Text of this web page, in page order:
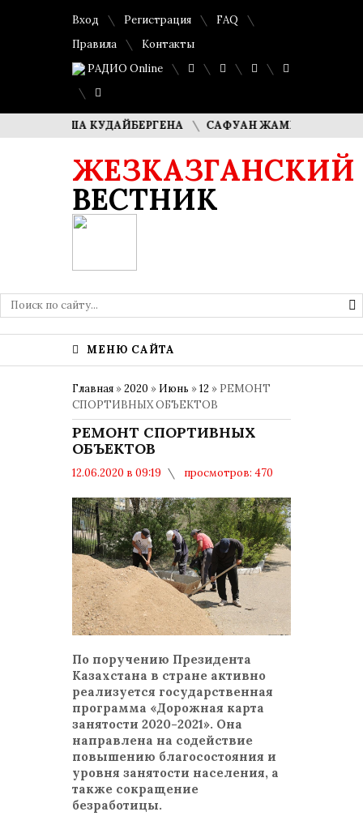
Вход Регистрация
FAQ
Правила
Контакты
РАДИО Online
ДИМАША КУДАЙБЕРГЕНА САФУАН ЖАМПЕИСОВ: «МЫ
ЖЕЗКАЗГАНСКИЙ
ВЕСТНИК
МЕНЮ САЙТА
Главная »2020 » Июнь »12 » РЕМОНТ
СПОРТИВНЫХ ОБЪЕКТОВ
РЕМОНТ СПОРТИВНЫХ
ОБЪЕКТОВ
12.06.2020 в 09:19
просмотров: 470
По поручению Президента
Казахстана в стране активно
реализуется государственная
программа «Дорожная карта
занятости 2020-2021». Она
направлена на содействие
повышению благосостояния и
уровня занятости населения, а
также сокращение
безработицы.